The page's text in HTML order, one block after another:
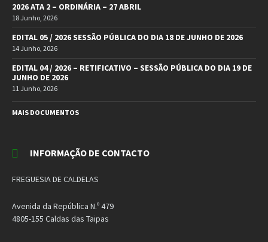
2026 ATA 2 – ORDINÁRIA – 27 ABRIL
18 Junho, 2026
EDITAL 05 / 2026 SESSÃO PÚBLICA DO DIA 18 DE JUNHO DE 2026
14 Junho, 2026
EDITAL 04 / 2026 – RETIFICATIVO – SESSÃO PÚBLICA DO DIA 19 DE
JUNHO DE 2026
11 Junho, 2026
MAIS DOCUMENTOS
INFORMAÇÃO DE CONTACTO
FREGUESIA DE CALDELAS
Avenida da República N.º 479
4805-155 Caldas das Taipas